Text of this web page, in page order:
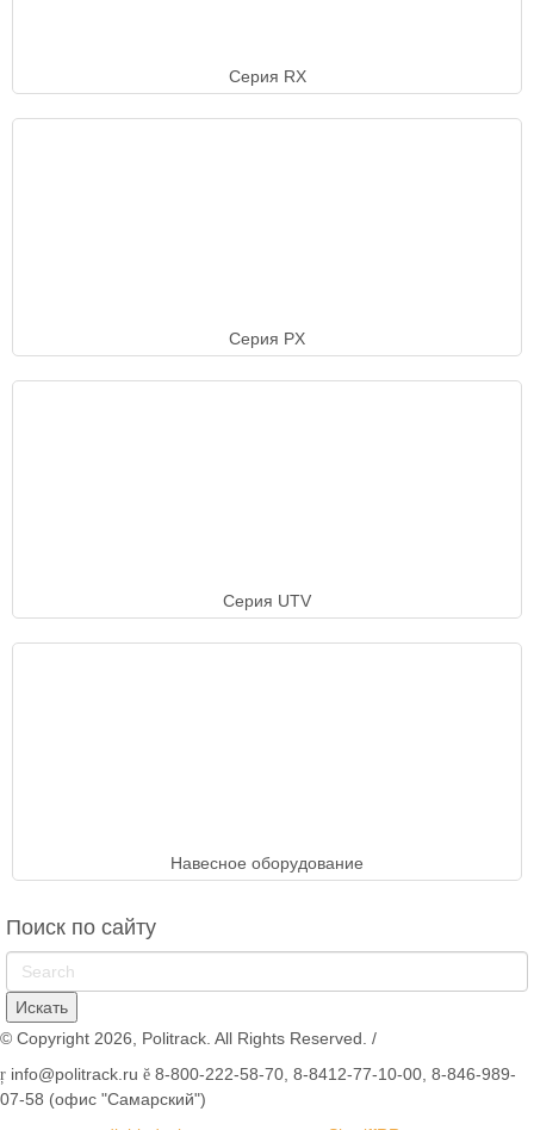
Серия RX
Серия PX
Серия UTV
Навесное оборудование
Поиск по сайту
© Copyright 2026, Politrack. All Rights Reserved. /
info@politrack.ru
8-800-222-58-70, 8-8412-77-10-00, 8-846-989-
07-58 (офис "Самарский")